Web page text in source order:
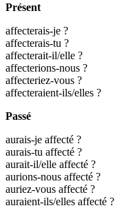
Présent
affecterais-je ?
affecterais-tu ?
affecterait-il/elle ?
affecterions-nous ?
affecteriez-vous ?
affecteraient-ils/elles ?
Passé
aurais-je affecté ?
aurais-tu affecté ?
aurait-il/elle affecté ?
aurions-nous affecté ?
auriez-vous affecté ?
auraient-ils/elles affecté ?